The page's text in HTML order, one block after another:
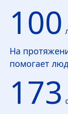
100
На
помогает
173